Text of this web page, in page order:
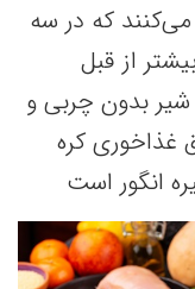
می‌کنند که در سه
در روز بیشتر از قبل
شیر بدون چربی و
1 تا ½ قاشق غذاخوری کره